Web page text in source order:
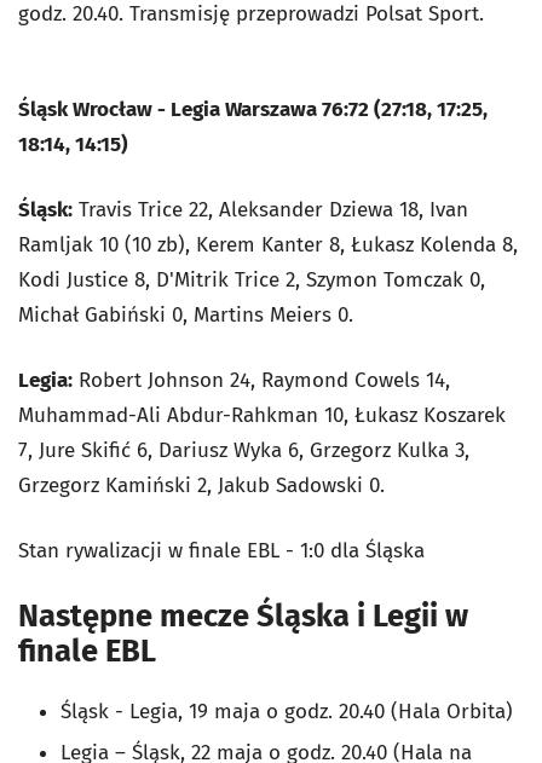
godz. 20.40. Transmisję przeprowadzi Polsat Sport.
Śląsk Wrocław - Legia Warszawa 76:72 (27:18, 17:25,
18:14, 14:15)
Śląsk: Travis Trice 22, Aleksander Dziewa 18, Ivan
Ramljak 10 (10 zb), Kerem Kanter 8, Łukasz Kolenda 8,
Kodi Justice 8, D'Mitrik Trice 2, Szymon Tomczak 0,
Michał Gabiński 0, Martins Meiers 0.
Legia: Robert Johnson 24, Raymond Cowels 14,
Muhammad-Ali Abdur-Rahkman 10, Łukasz Koszarek
7, Jure Skifić 6, Dariusz Wyka 6, Grzegorz Kulka 3,
Grzegorz Kamiński 2, Jakub Sadowski 0.
Stan rywalizacji w finale EBL - 1:0 dla Śląska
Następne mecze Śląska i Legii w
finale EBL
Śląsk - Legia, 19 maja o godz. 20.40 (Hala Orbita)
Legia – Śląsk, 22 maja o godz. 20.40 (Hala na